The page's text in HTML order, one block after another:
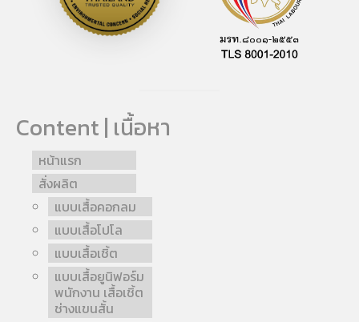
Content | เนื้อหา
หน้าแรก
สั่งผลิต
แบบเสื้อคอกลม
แบบเสื้อโปโล
แบบเสื้อเชิ้ต
แบบเสื้อยูนิฟอร์ม
พนักงาน เสื้อเชิ้ต
ช่างแขนสั้น